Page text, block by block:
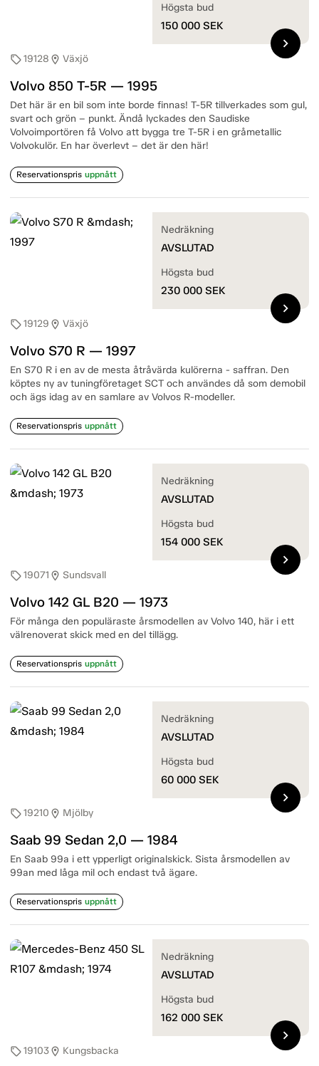
sell19128 location_on Växjö
Volvo 850 T-5R — 1995
Det här är en bil som inte borde finnas! T-5R tillverkades som gul,
svart och grön – punkt. Ändå lyckades den Saudiske
Volvoimportören få Volvo att bygga tre T-5R i en gråmetallic
Volvokulör. En har överlevt – det är den här!
Reservationspris uppnått
Högsta bud
150 000 SEK
chevron_right
sell19129 location_on Växjö
Volvo S70 R — 1997
En S70 R i en av de mesta åtråvärda kulörerna - saffran. Den
köptes ny av tuningföretaget SCT och användes då som demobil
och ägs idag av en samlare av Volvos R-modeller.
Reservationspris uppnått
Nedräkning
AVSLUTAD
Högsta bud
230 000 SEK
chevron_right
sell19071 location_on Sundsvall
Volvo 142 GL B20 — 1973
För många den populäraste årsmodellen av Volvo 140, här i ett
välrenoverat skick med en del tillägg.
Reservationspris uppnått
Nedräkning
AVSLUTAD
Högsta bud
154 000 SEK
chevron_right
sell19210 location_on Mjölby
Saab 99 Sedan 2,0 — 1984
En Saab 99a i ett ypperligt originalskick. Sista årsmodellen av
99an med låga mil och endast två ägare.
Reservationspris uppnått
Nedräkning
AVSLUTAD
Högsta bud
60 000 SEK
chevron_right
sell19103location_on Kungsbacka
Nedräkning
AVSLUTAD
Högsta bud
162 000 SEK
chevron_right